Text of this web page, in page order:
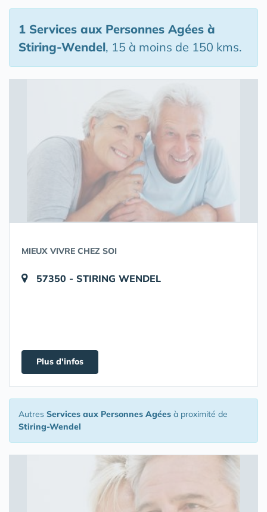
1 Services aux Personnes Agées à
Stiring-Wendel, 15 à moins de 150 kms.
MIEUX VIVRE CHEZ SOI
57350 - STIRING WENDEL
Plus d'infos
Autres Services aux Personnes Agées à proximité de
Stiring-Wendel